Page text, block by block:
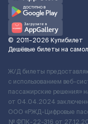
© 2011–2026 Купибилет
Дешёвые билеты на
Ж/Д билеты
с использованием веб-
пассажирские решения»
от 04.04.2024
ООО «РЖД-Цифровые
№ ФПК-22-316 от